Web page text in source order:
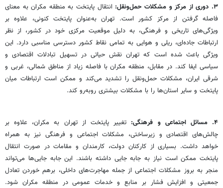
۳. دوری از مرکز و مشکلات حمل‌ونقل:
انتقال پایتخت به منطقه مکران به معنای
فاصله گرفتن از مرکز کشور است. تهران به‌عنوان پایتخت کنونی، علاوه بر
ویژگی‌های تاریخی و فرهنگی، به دلیل موقعیت مرکزی خود در کشور، از نظر
ارتباطات جاده‌ای، ریلی و هوایی به تمامی نقاط کشور دسترسی مناسبی دارد. این
ویژگی باعث شده است که تهران نقش حیاتی در تسهیل تبادلات اقتصادی و
سیاسی ایفا کند. در مقابل، منطقه مکران با فاصله زیاد از مناطق شمالی، غربی و
شرقی ایران، مشکلات حمل‌ونقل را تشدید می‌کند و ممکن است ارتباطات میان
پایتخت و سایر استان‌ها را با مشکلات بیشتری روبه‌رو کند.
۴. مسائل اجتماعی و فرهنگی:
تغییر پایتخت از تهران به مکران، علاوه بر
چالش‌های اقتصادی و زیرساختی، مشکلات اجتماعی و فرهنگی نیز به همراه
خواهد داشت. بسیاری از کارکنان دولت، کارمندان و مقامات در صورت انتقال
پایتخت ممکن است نیاز به جابه جایی داشته باشند. این جابه جایی‌ها می‌تواند
منجر به بروز مشکلات اجتماعی از جمله مهاجرت‌های داخلی، برهم خوردن تعادل
جمعیتی و افزایش فشار بر منابع و خدمات عمومی در منطقه مکران شود.